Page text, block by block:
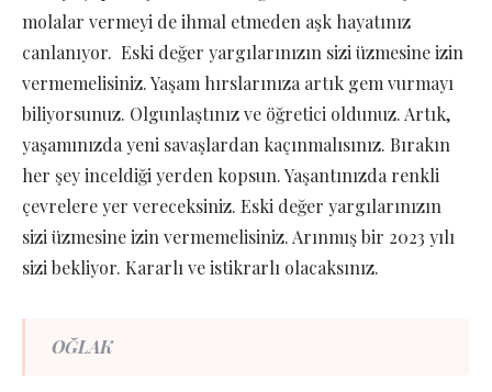
molalar vermeyi de ihmal etmeden aşk hayatınız
canlanıyor. Eski değer yargılarınızın sizi üzmesine izin
vermemelisiniz. Yaşam hırslarınıza artık gem vurmayı
biliyorsunuz. Olgunlaştınız ve öğretici oldunuz. Artık,
yaşamınızda yeni savaşlardan kaçınmalısınız. Bırakın
her şey inceldiği yerden kopsun. Yaşantınızda renkli
çevrelere yer vereceksiniz. Eski değer yargılarınızın
sizi üzmesine izin vermemelisiniz. Arınmış bir 2023 yılı
sizi bekliyor. Kararlı ve istikrarlı olacaksınız.
OĞLAK